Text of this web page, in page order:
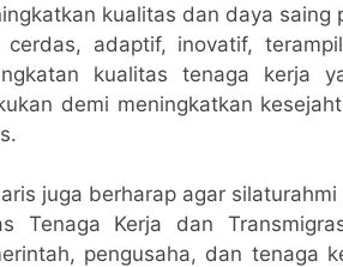
kualitas dan daya saing
cerdas, adaptif, inovatif,
kualitas tenaga kerja
demi meningkatkan
juga berharap agar
Tenaga Kerja dan
pengusaha, dan tenaga